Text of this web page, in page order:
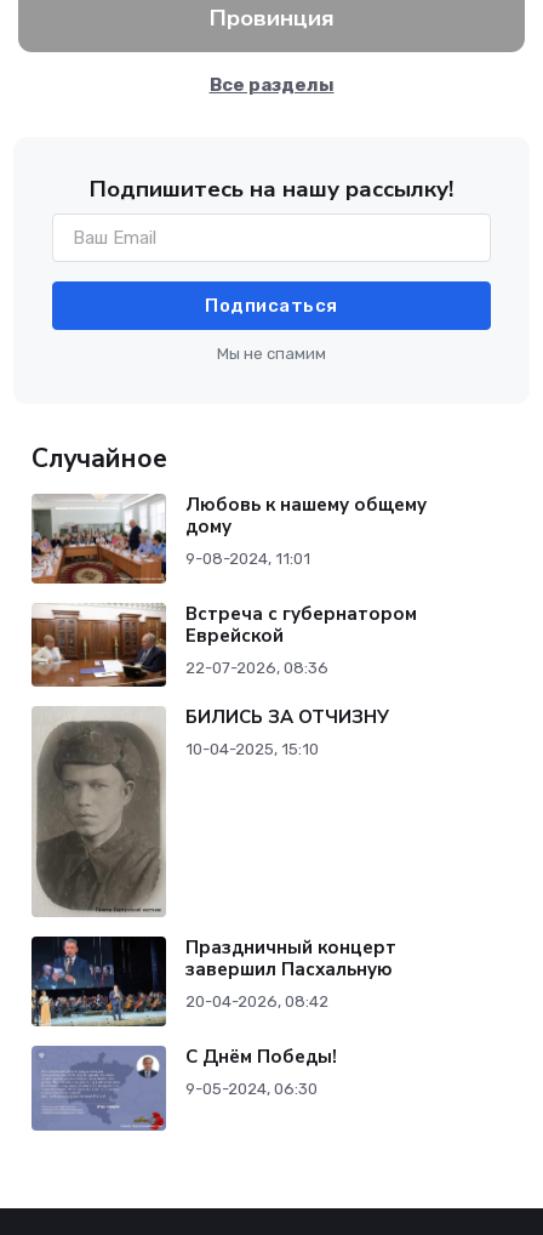
Провинция
Все разделы
Подпишитесь на нашу рассылку!
Подписаться
Мы не спамим
Случайное
Любовь к нашему общему
дому
9-08-2024, 11:01
Встреча с губернатором
Еврейской
22-07-2026, 08:36
БИЛИСЬ ЗА ОТЧИЗНУ
10-04-2025, 15:10
Праздничный концерт
завершил Пасхальную
20-04-2026, 08:42
С Днём Победы!
9-05-2024, 06:30